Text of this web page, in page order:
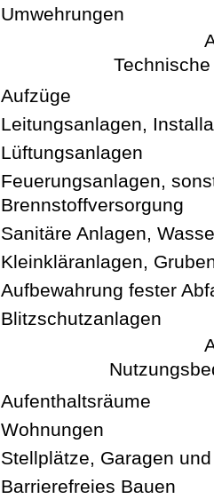
Umwehrungen
Aufzüge
Leitungsanlagen,
Lüftungsanlagen
Feuerungsanlagen,
Brennstoffversorgung
Sanitäre Anlagen,
Kleinkläranlagen,
Aufbewahrung fester
Blitzschutzanlagen
Aufenthaltsräume
Wohnungen
Stellplätze, Garagen
Barrierefreies Bauen